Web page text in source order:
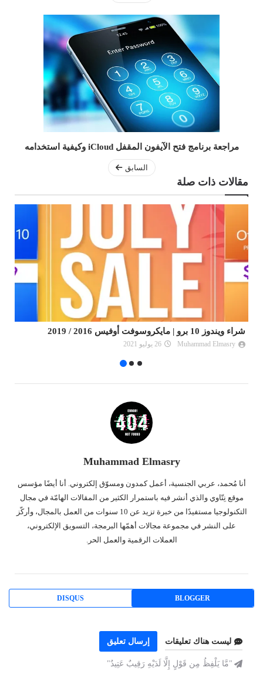
مراجعة برنامج فتح الآيفون المقفل iCloud وكيفية استخدامه
السابق
مقالات ذات صلة
كيف تعثر على تذاكر طيران رخيصة؟
Muhammad Elmasry 30 سبتمبر 2025
Muhammad Elmasry
أنا مُحمد، عربي الجنسية، أعمل كمدون ومسوّق إلكتروني. أنا أيضًا مؤسس
موقع نِتّاوي والذي أنشر فيه باستمرار الكثير من المقالات الهامّة في مجال
التكنولوجيا مستفيدًا من خبرة تزيد عن 10 سنوات من العمل بالمجال، وأركّز
على النشر في مجموعة مجالات أهمّها البرمجة، التسويق الإلكتروني،
العملات الرقمية والعمل الحر.
BLOGGER
DISQUS
ليست هناك تعليقات إرسال تعليق
"مَّا يَلْفِظُ مِن قَوْلٍ إِلَّا لَدَيْهِ رَقِيبٌ عَتِيدٌ"